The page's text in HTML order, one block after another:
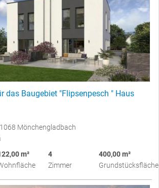
das Baugebiet "Flipsenpesch " Haus
Mönchengladbach
m²
4
Zimmer
400,00 m²
Grundstücksfläche